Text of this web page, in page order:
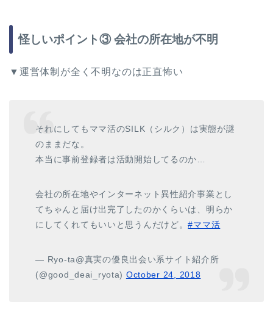
怪しいポイント③ 会社の所在地が不明
▼運営体制が全く不明なのは正直怖い
それにしてもママ活のSILK（シルク）は実態が謎
のままだな。
本当に事前登録者は活動開始してるのか…
会社の所在地やインターネット異性紹介事業とし
てちゃんと届け出完了したのかくらいは、明らか
にしてくれてもいいと思うんだけど。#ママ活
— Ryo-ta@真実の優良出会い系サイト紹介所
(@good_deai_ryota) October 24, 2018